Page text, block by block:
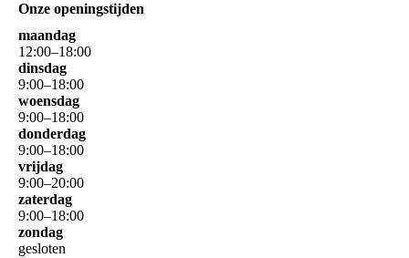
Onze openingstijden
maandag
12:00–18:00
dinsdag
9:00–18:00
woensdag
9:00–18:00
donderdag
9:00–18:00
vrijdag
9:00–20:00
zaterdag
9:00–18:00
zondag
gesloten